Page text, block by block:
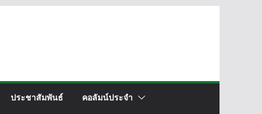
ประชาสัมพันธ์ คอลัมน์ประจำ